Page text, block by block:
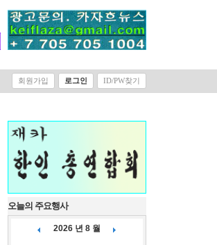
회원가입 로그인 ID/PW찾기
오늘의 주요행사
2026 년 8 월